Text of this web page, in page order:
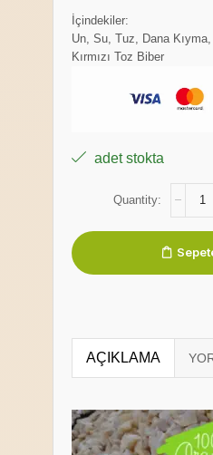
İçindekiler:
Un, Su, Tuz, Dana
Kırmızı Toz Biber
adet stokta
AÇIKLAMA